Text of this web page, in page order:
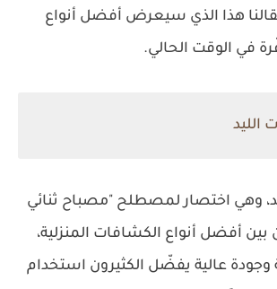
هذا الذي سيعرض أفضل أنواع
في الوقت الحالي.
الليد
وهي اختصار لمصطلح "مصباح ثنائي
أفضل أنواع الكشافات المنزلية،
وجودة عالية يفضّل الكثيرون استخدام